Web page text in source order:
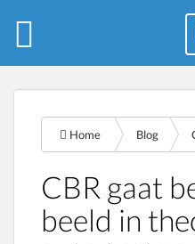
Home Blog
CBR gaat
beeld in